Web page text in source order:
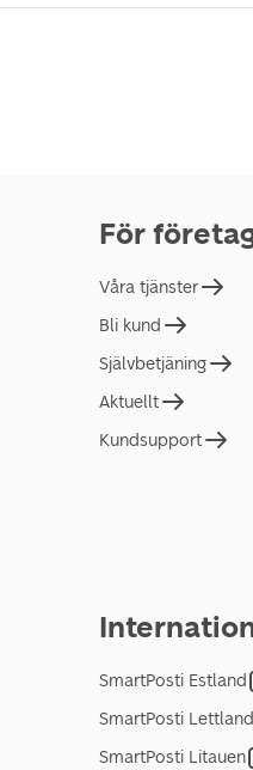
För
Våra tjänster
Bli kund
Självbetjäning
Aktuellt
Kundsupport
SmartPosti Estland
SmartPosti Lettland
SmartPosti Litauen